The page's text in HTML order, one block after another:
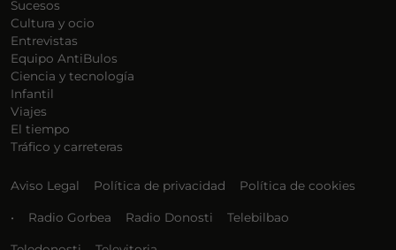
Sucesos
Cultura y ocio
Entrevistas
Equipo AntiBulos
Ciencia y tecnología
Infantil
Viajes
El tiempo
Tráfico y carreteras
Aviso Legal Política de privacidad Política de cookies
• Radio Gorbea Radio Donosti Telebilbao